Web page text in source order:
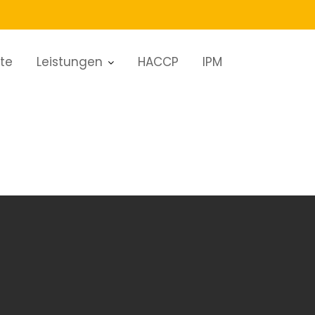
Leistungen HACCP IPM